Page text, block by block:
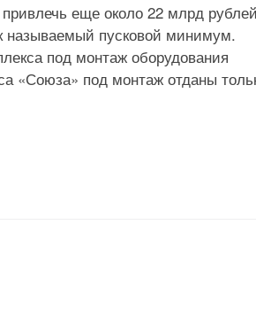
еще около 22 млрд
называемый пусковой минимум.
под монтаж оборудования
«Союза» под монтаж отданы